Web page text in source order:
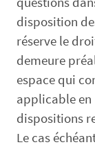
disposition
réserve le
demeure
espace qui
applicable en
dispositions
Le cas